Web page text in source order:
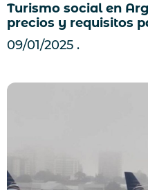
Turismo social en
precios y requisitos
09/01/2025